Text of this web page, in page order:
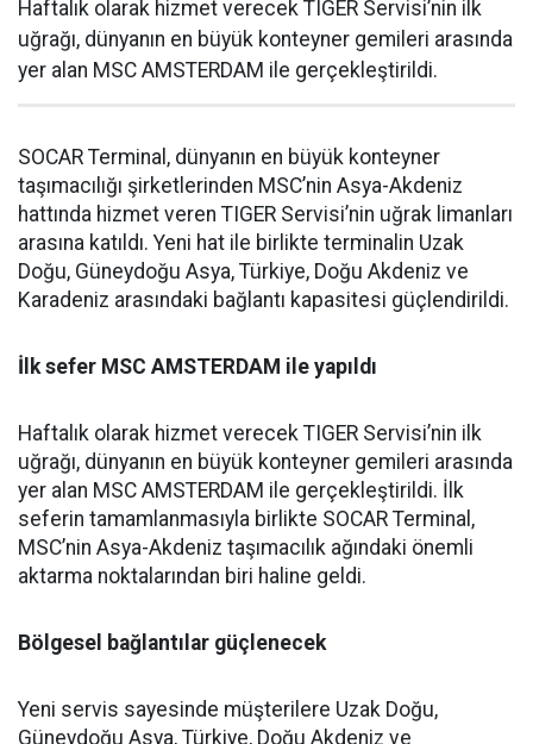
Haftalık olarak hizmet verecek TIGER Servisi’nin ilk
uğrağı, dünyanın en büyük konteyner gemileri arasında
yer alan MSC AMSTERDAM ile gerçekleştirildi.
SOCAR Terminal, dünyanın en büyük konteyner
taşımacılığı şirketlerinden MSC’nin Asya-Akdeniz
hattında hizmet veren TIGER Servisi’nin uğrak limanları
arasına katıldı. Yeni hat ile birlikte terminalin Uzak
Doğu, Güneydoğu Asya, Türkiye, Doğu Akdeniz ve
Karadeniz arasındaki bağlantı kapasitesi güçlendirildi.
İlk sefer MSC AMSTERDAM ile yapıldı
Haftalık olarak hizmet verecek TIGER Servisi’nin ilk
uğrağı, dünyanın en büyük konteyner gemileri arasında
yer alan MSC AMSTERDAM ile gerçekleştirildi. İlk
seferin tamamlanmasıyla birlikte SOCAR Terminal,
MSC’nin Asya-Akdeniz taşımacılık ağındaki önemli
aktarma noktalarından biri haline geldi.
Bölgesel bağlantılar güçlenecek
Yeni servis sayesinde müşterilere Uzak Doğu,
Güneydoğu Asya, Türkiye, Doğu Akdeniz ve